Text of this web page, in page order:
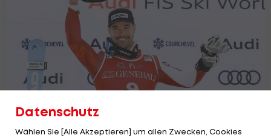
Datenschutz
Wählen Sie [Alle Akzeptieren] um allen Zwecken, Cookies